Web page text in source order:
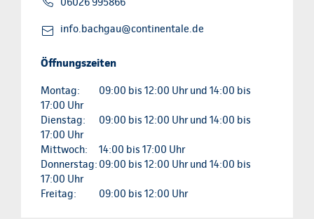
info.bachgau@continentale.de
Öffnungszeiten
Montag:
09:00 bis 12:00 Uhr und 14:00 bis
17:00 Uhr
Dienstag:
09:00 bis 12:00 Uhr und 14:00 bis
17:00 Uhr
Mittwoch:
14:00 bis 17:00 Uhr
Donnerstag: 09:00 bis 12:00 Uhr und 14:00 bis
17:00 Uhr
Freitag:
09:00 bis 12:00 Uhr